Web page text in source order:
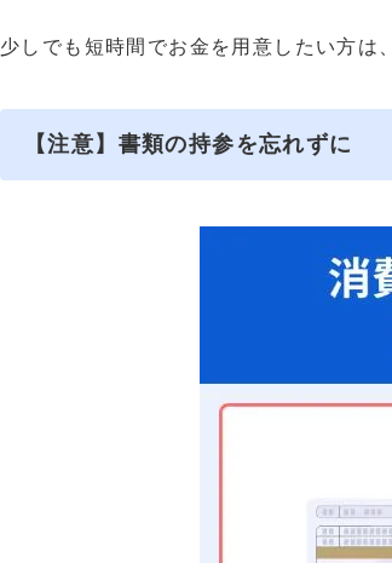
少しでも短時間でお金を用意したい方は、
【注意】書類の持参を忘れずに